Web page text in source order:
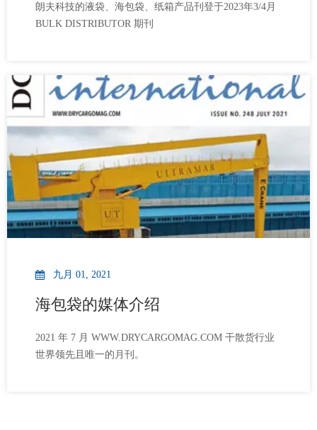
朗夫科技的液袋、海包袋、纸箱产品刊登于2023年3/4月
BULK DISTRIBUTOR 期刊
九月 01, 2021
海包袋的媒体介绍
2021 年 7 月 WWW.DRYCARGOMAG.COM 干散货行业
世界领先且唯一的月刊。